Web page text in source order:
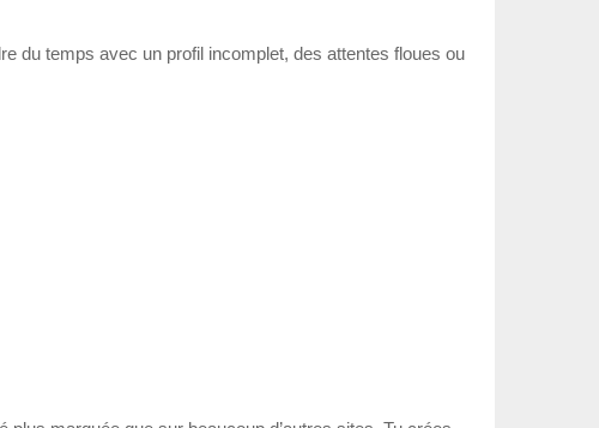
du temps avec un profil incomplet, des attentes floues ou